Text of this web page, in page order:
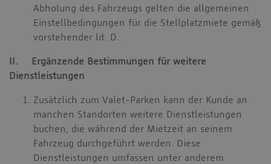
Abholung des Fahrzeugs gelten die allgemeinen
Einstellbedingungen für die Stellplatzmiete gemäß
vorstehender lit. D.
II. Ergänzende Bestimmungen für weitere
Dienstleistungen
Zusätzlich zum Valet-Parken kann der Kunde an
manchen Standorten weitere Dienstleistungen
buchen, die während der Mietzeit an seinem
Fahrzeug durchgeführt werden. Diese
Dienstleistungen umfassen unter anderem